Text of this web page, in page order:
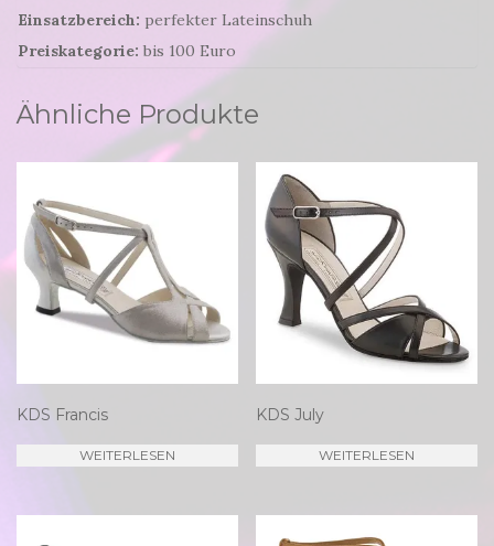
Einsatzbereich: perfekter Lateinschuh
Preiskategorie: bis 100 Euro
Ähnliche Produkte
KDS Francis
WEITERLESEN
KDS July
WEITERLESEN